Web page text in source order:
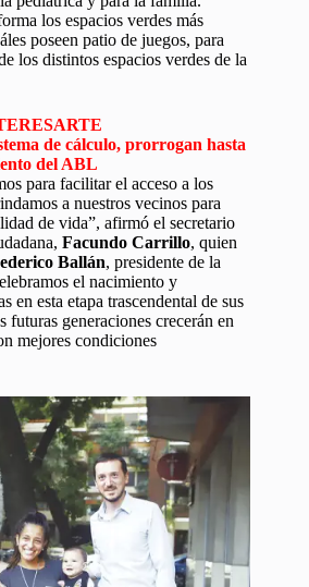
los espacios verdes más
poseen patio de juegos, para
los distintos espacios verdes de la
de cálculo, prorrogan hasta
del ABL
para facilitar el acceso a los
a nuestros vecinos para
de vida”, afirmó el secretario
Facundo Carrillo, quien
Ballán, presidente de la
el nacimiento y
en esta etapa trascendental de sus
futuras generaciones crecerán en
mejores condiciones